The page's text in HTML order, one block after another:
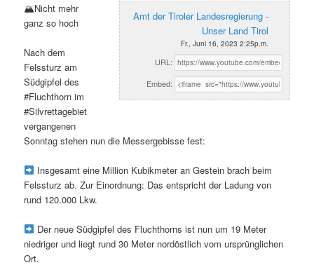
Amt der Tiroler Landesregierung -
Unser Land Tirol
Fr., Juni 16, 2023 2:25p.m.
URL:
Embed:
🏔Nicht mehr
ganz so hoch
Nach dem
Felssturz am
Südgipfel des
#Fluchthorn im
#Silvrettagebiet
vergangenen
Sonntag stehen nun die Messergebisse fest:
Insgesamt eine Million Kubikmeter an Gestein brach beim
Felssturz ab. Zur Einordnung: Das entspricht der Ladung von
rund 120.000 Lkw.
Der neue Südgipfel des Fluchthorns ist nun um 19 Meter
niedriger und liegt rund 30 Meter nordöstlich vom ursprünglichen
Ort.